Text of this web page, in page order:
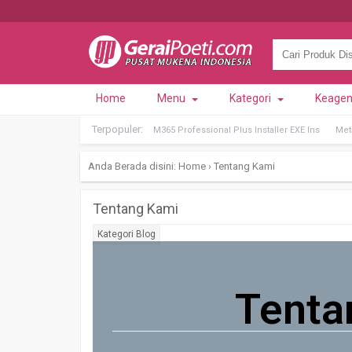
Home Menu Kategori
Terpopuler: M365 Professional Plus Installer EXE Ins
Anda Berada disini: Home › Tentang Kami
Tentang Kami
Kategori Blog